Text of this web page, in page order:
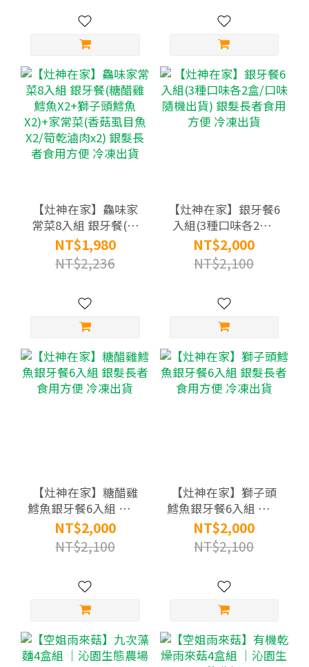
冷凍出貨
【灶神在家】鱻味家
常菜8入組 銀牙餐(糖
醋雞鱈魚X2+獅子頭鱈
魚X2)+家常菜(香菇虱
目魚X2/筍乾滷肉x2)
凍出貨
NT$1,980
NT$2,236
【灶神在家】銀牙餐6
入組(3種口味各2盒/
口味隨機出貨) 銀髮長
者食用方便 冷凍出貨
NT$2,000
NT$2,100
【灶神在家】糖醋雞
鱈魚銀牙餐6入組 銀髮
長者食用方便 冷凍出
貨
NT$2,000
NT$2,100
【灶神在家】獅子頭
鱈魚銀牙餐6入組 銀髮
長者食用方便 冷凍出
貨
NT$2,000
NT$2,100